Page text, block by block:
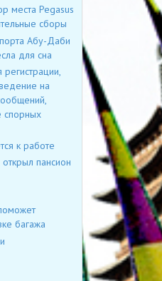
места Pegasus
сборы
Абу-Даби
для сна
регистрации,
на
спорных
к работе
пансион
багажа